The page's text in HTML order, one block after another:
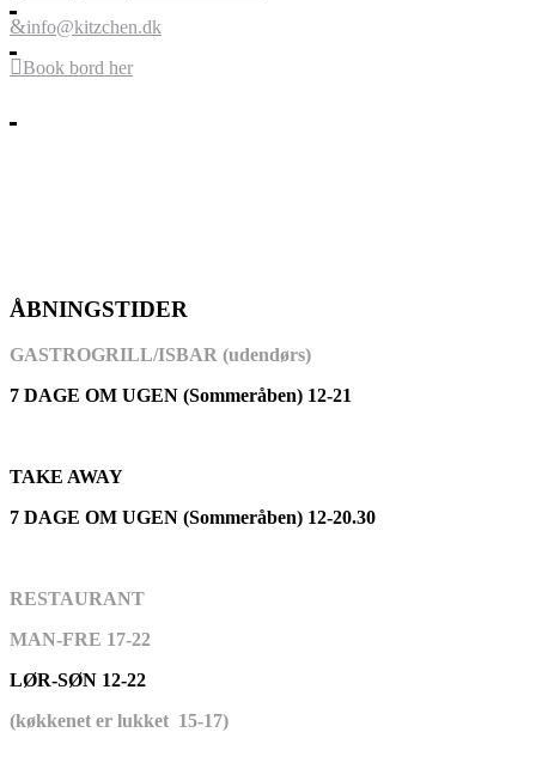
info@kitzchen.dk
Book bord her
ÅBNINGSTIDER
GASTROGRILL/ISBAR (udendørs)
7 DAGE OM UGEN (Sommeråben) 12-21
TAKE AWAY
7 DAGE OM UGEN (Sommeråben) 12-20.30
RESTAURANT
MAN-FRE 17-22
LØR-SØN 12-22
(køkkenet er lukket 15-17)